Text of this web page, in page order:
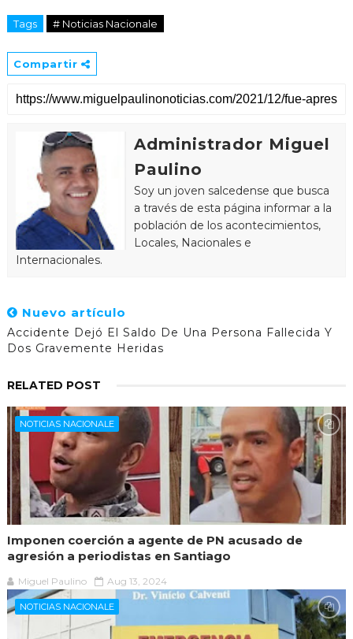
Tags # Noticias Nacionale
Compartir
Administrador Miguel
Paulino
Soy un joven salcedense que busca
a través de esta página informar a la
población de los acontecimientos,
Locales, Nacionales e
Internacionales.
Nuevo artículo
Accidente Dejó El Saldo De Una Persona Fallecida Y
Dos Gravemente Heridas
RELATED POST
NOTICIAS NACIONALE
Imponen coerción a agente de PN acusado de
agresión a periodistas en Santiago
Miguel Paulino Aug 13, 2024
NOTICIAS NACIONALE